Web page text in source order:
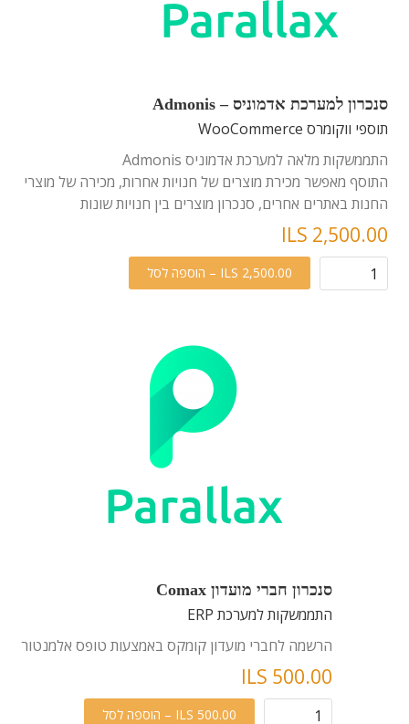
סנכרון למערכת אדמוניס – Admonis
תוספי ווקומרס WooCommerce
התממשקות מלאה למערכת אדמוניס Admonis
התוסף מאפשר מכירת מוצרים של חנויות אחרות, מכירה של מוצרי
החנות באתרים אחרים, סנכרון מוצרים בין חנויות שונות
ILS 2,500.00
ILS 2,500.00 – הוספה לסל
סנכרון חברי מועדון Comax
התממשקות למערכת ERP
הרשמה לחברי מועדון קומקס באמצעות טופס אלמנטור
ILS 500.00
ILS 500.00 – הוספה לסל